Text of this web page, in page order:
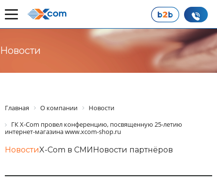
Новости
Главная О компании
Новости
ГК X-Com провел конференцию, посвященную 25-летию
интернет-магазина www.xcom-shop.ru
НовостиX-Com в СМИНовости партнёров